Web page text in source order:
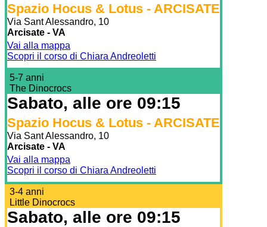
Spazio Hocus & Lotus - ARCISATE
Via Sant Alessandro, 10
Arcisate - VA
Vai alla mappa
Scopri il corso di Chiara Andreoletti
5-7 anni
The Dinocrocs
Sabato, alle ore 09:15
Spazio Hocus & Lotus - ARCISATE
Via Sant Alessandro, 10
Arcisate - VA
Vai alla mappa
Scopri il corso di Chiara Andreoletti
3-4 anni
Little Dinocrocs
Sabato, alle ore 09:15